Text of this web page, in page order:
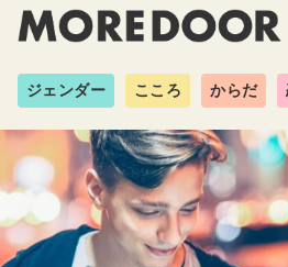
ジェンダー こころ からだ